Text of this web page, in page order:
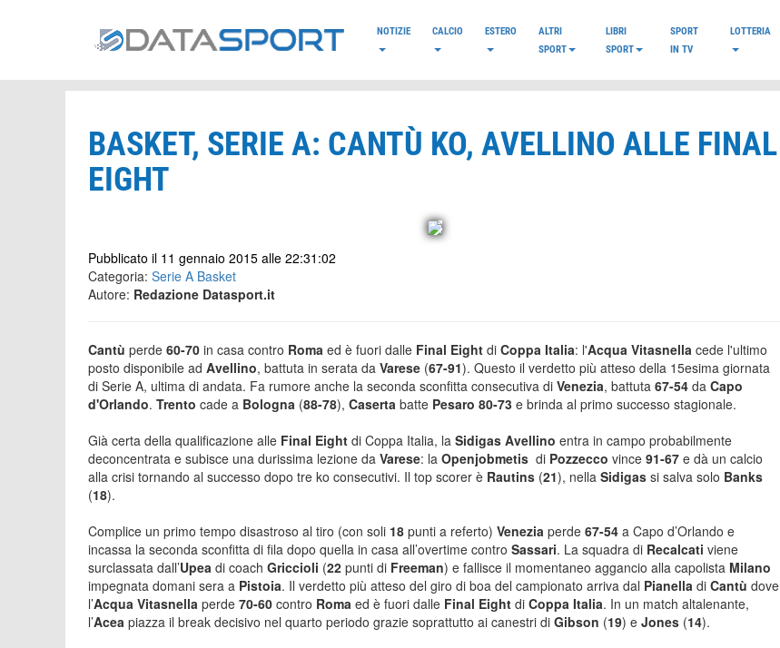
NOTIZIE CALCIO ESTERO
ALTRI
SPORT
LIBRI
SPORT
SPORT
IN TV
LOTTERIA
BASKET, SERIE A: CANTÙ KO, AVELLINO ALLE FINAL
EIGHT
Pubblicato il 11 gennaio 2015 alle 22:31:02
Categoria: Serie A Basket
Autore: Redazione Datasport.it
Cantù perde 60-70 in casa contro Roma ed è fuori dalle Final Eight di Coppa Italia: l'Acqua Vitasnella cede l'ultimo
posto disponibile ad Avellino, battuta in serata da Varese (67-91). Questo il verdetto più atteso della 15esima giornata
di Serie A, ultima di andata. Fa rumore anche la seconda sconfitta consecutiva di Venezia, battuta 67-54 da Capo
d'Orlando. Trento cade a Bologna (88-78), Caserta batte Pesaro 80-73 e brinda al primo successo stagionale.
Già certa della qualificazione alle Final Eight di Coppa Italia, la Sidigas Avellino entra in campo probabilmente
deconcentrata e subisce una durissima lezione da Varese: la Openjobmetis di Pozzecco vince 91-67 e dà un calcio
alla crisi tornando al successo dopo tre ko consecutivi. Il top scorer è Rautins (21), nella Sidigas si salva solo Banks
(18).
Complice un primo tempo disastroso al tiro (con soli 18 punti a referto) Venezia perde 67-54 a Capo d’Orlando e
incassa la seconda sconfitta di fila dopo quella in casa all’overtime contro Sassari. La squadra di Recalcati viene
surclassata dall’Upea di coach Griccioli (22 punti di Freeman) e fallisce il momentaneo aggancio alla capolista Milano
impegnata domani sera a Pistoia. Il verdetto più atteso del giro di boa del campionato arriva dal Pianella di Cantù dove
l’Acqua Vitasnella perde 70-60 contro Roma ed è fuori dalle Final Eight di Coppa Italia. In un match altalenante,
l’Acea piazza il break decisivo nel quarto periodo grazie soprattutto ai canestri di Gibson (19) e Jones (14).